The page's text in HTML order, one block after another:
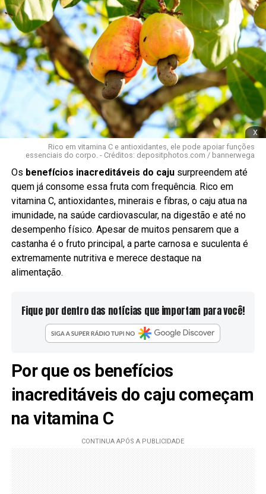
x
Rico em vitamina C e antioxidantes, ele pode apoiar funções
essenciais do corpo. - Créditos: depositphotos.com / bannerwega
Os benefícios inacreditáveis do cajusurpreendem até
quem já consome essa fruta com frequência. Rico em
vitamina C, antioxidantes, minerais e fibras, o caju atua na
imunidade, na saúde cardiovascular, na digestão e até no
desempenho físico. Apesar de muitos pensarem que a
castanha é o fruto principal, a parte carnosa e suculenta é
extremamente nutritiva e merece destaque na
alimentação.
Fique por dentro das notícias que importam para você!
Por que os benefícios
inacreditáveis do caju começam
na vitamina C